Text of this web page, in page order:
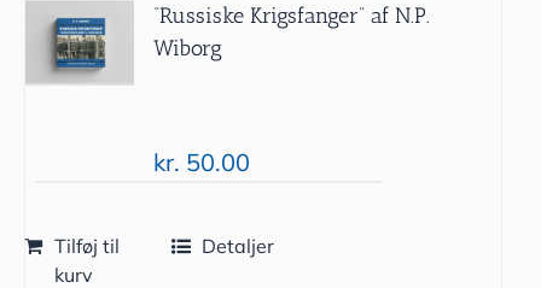
“Russiske Krigsfanger” af N.P.
Wiborg
kr. 50.00
Tilføj til
kurv
Detaljer